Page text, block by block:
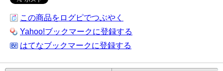
この商品をログピでつぶやく
Yahoo!ブックマークに登録する
はてなブックマークに登録する